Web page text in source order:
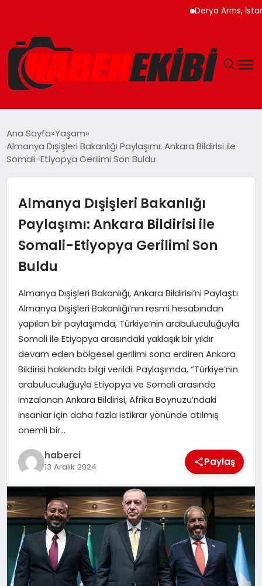
Derya Arms, İstanbul
GÜNCEL
MAGAZIN
SPOR
TEKNOLOJI
YAŞAM
Ana Sayfa Yaşam
Almanya Dışişleri Bakanlığı Paylaşımı: Ankara Bildirisi ile
Somali-Etiyopya Gerilimi Son Buldu
Almanya Dışişleri Bakanlığı
Paylaşımı: Ankara Bildirisi ile
Somali-Etiyopya Gerilimi Son
Buldu
Almanya Dışişleri Bakanlığı, Ankara Bildirisi’ni Paylaştı
Almanya Dışişleri Bakanlığı’nın resmi hesabından
yapılan bir paylaşımda, Türkiye’nin arabuluculuğuyla
Somali ile Etiyopya arasındaki yaklaşık bir yıldır
devam eden bölgesel gerilimi sona erdiren Ankara
Bildirisi hakkında bilgi verildi. Paylaşımda, “Türkiye’nin
arabuluculuğuyla Etiyopya ve Somali arasında
imzalanan Ankara Bildirisi, Afrika Boynuzu’ndaki
insanlar için daha fazla istikrar yönünde atılmış
önemli bir…
haberci
13 Aralık 2024 Paylaş